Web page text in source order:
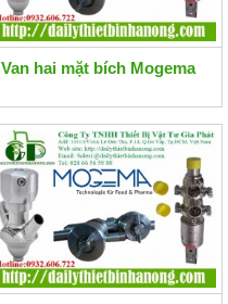
Van hai mặt bích Mogema